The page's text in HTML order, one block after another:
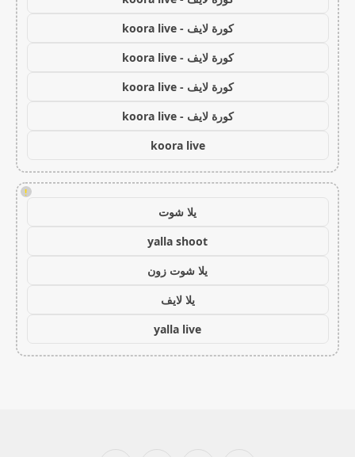
كورة لايف - koora live
كورة لايف - koora live
كورة لايف - koora live
كورة لايف - koora live
koora live
!
يلا شوت
yalla shoot
يلا شوت زون
يلا لايف
yalla live